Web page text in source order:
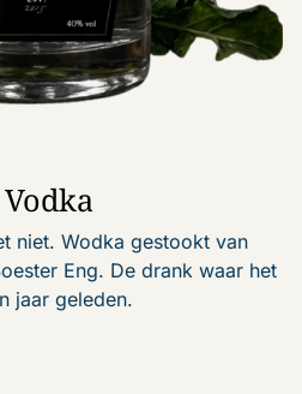
niet. Wodka gestookt van
Eng. De drank waar het
jaar geleden.